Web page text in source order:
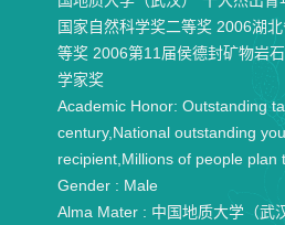
国家自然科学奖二等奖 2006湖
等奖 2006第11届侯德封矿物岩
学家奖
Academic Honor: Outstanding
century,National outstanding
recipient,Millions of people plan
Gender : Male
Alma Mater : 中国地质大学（武汉